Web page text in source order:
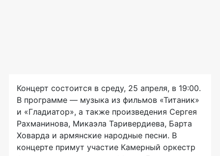
Концерт состоится в среду, 25 апреля, в 19:00.
В программе — музыка из фильмов «Титаник»
и «Гладиатор», а также произведения Сергея
Рахманинова, Микаэла Таривердиева, Барта
Ховарда и армянские народные песни. В
концерте примут участие Камерный оркестр